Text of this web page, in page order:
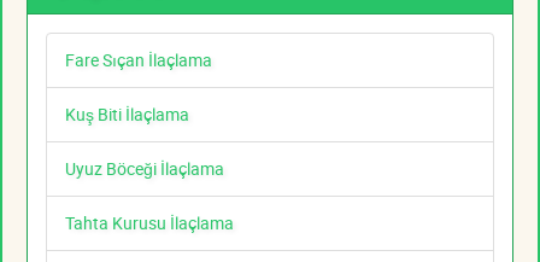
Fare Sıçan İlaçlama
Kuş Biti İlaçlama
Uyuz Böceği İlaçlama
Tahta Kurusu İlaçlama